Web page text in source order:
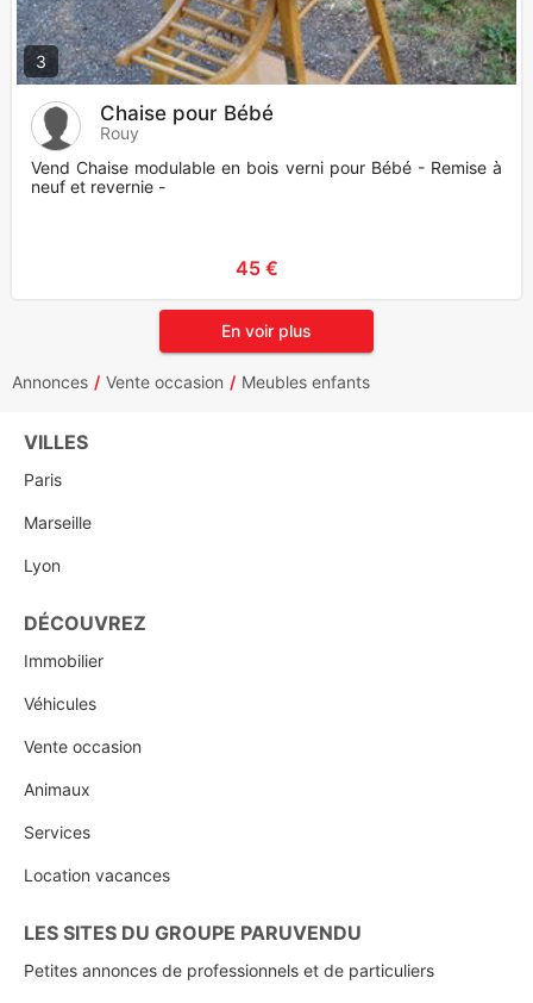
3
Chaise pour Bébé
Rouy
Vend Chaise modulable en bois verni pour Bébé - Remise à
neuf et revernie -
45 €
En voir plus
Annonces Vente occasion Meubles enfants
VILLES
Paris
Marseille
Lyon
DÉCOUVREZ
Immobilier
Véhicules
Vente occasion
Animaux
Services
Location vacances
LES SITES DU GROUPE PARUVENDU
Petites annonces de professionnels et de particuliers